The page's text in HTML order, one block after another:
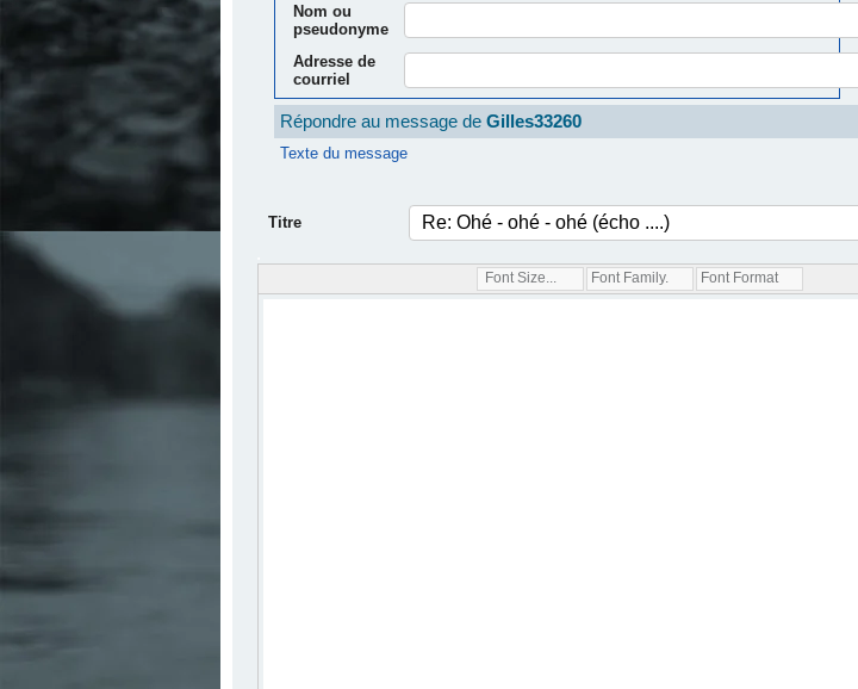
Nom ou
pseudonyme
Adresse de
courriel
Répondre au message de Gilles33260
Texte du message
Titre
Font Size... Font Family... Font Format...